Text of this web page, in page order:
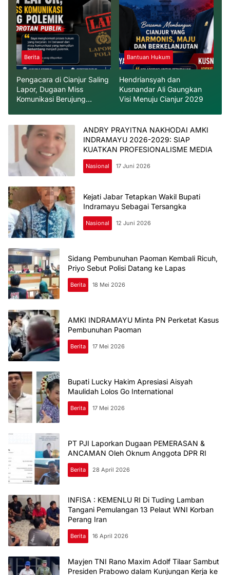
Berita
Pengacara di Cianjur Saling
Lapor, Dugaan Miss
Komunikasi Berujung
Bantuan Hukum
Hendriansyah dan
Kusnandar Ali Gaungkan
Visi Menuju Cianjur 2029
ANDRY PRAYITNA NAKHODAI AMKI
INDRAMAYU 2026-2029: SIAP
KUATKAN PROFESIONALISME MEDIA
Nasional 17 Juni 2026
Kejati Jabar Tetapkan Wakil Bupati
Indramayu Sebagai Tersangka
Nasional 12 Juni 2026
Sidang Pembunuhan Paoman Kembali Ricuh,
Priyo Sebut Polisi Datang ke Lapas
Berita 18 Mei 2026
AMKI INDRAMAYU Minta PN Perketat Kasus
Pembunuhan Paoman
Berita 17 Mei 2026
Bupati Lucky Hakim Apresiasi Aisyah
Maulidah Lolos Go International
Berita 17 Mei 2026
PT PJI Laporkan Dugaan PEMERASAN &
ANCAMAN Oleh Oknum Anggota DPR RI
Berita 28 April 2026
INFISA : KEMENLU RI Di Tuding Lamban
Tangani Pemulangan 13 Pelaut WNI Korban
Perang Iran
Berita 16 April 2026
‎Mayjen TNI Rano Maxim Adolf Tilaar Sambut
Presiden Prabowo dalam Kunjungan Kerja ke